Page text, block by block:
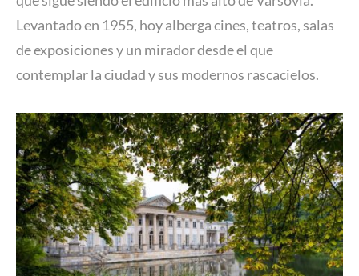
Levantado en 1955, hoy alberga cines, teatros, salas
de exposiciones y un mirador desde el que
contemplar la ciudad y sus modernos rascacielos.